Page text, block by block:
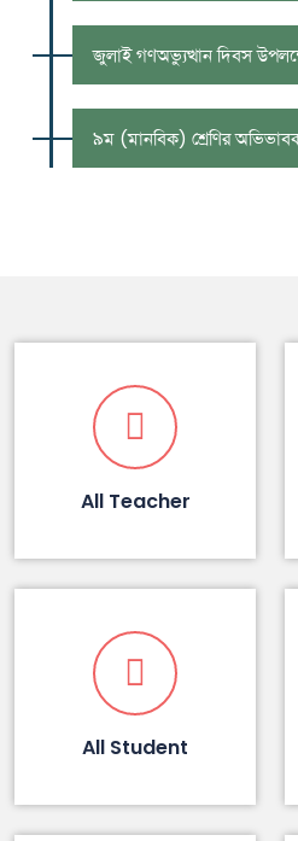
জুলাই গণঅভ্যুত্থান দিবস
৯ম (মানবিক) শ্রেণির
All Teacher
All Student